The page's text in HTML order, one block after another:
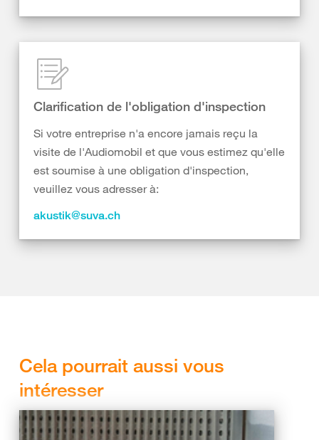
Clarification de l'obligation d'inspection
Si votre entreprise n'a encore jamais reçu la
visite de l'Audiomobil et que vous estimez qu'elle
est soumise à une obligation d'inspection,
veuillez vous adresser à:
akustik@suva.ch
Cela pourrait aussi vous
intéresser